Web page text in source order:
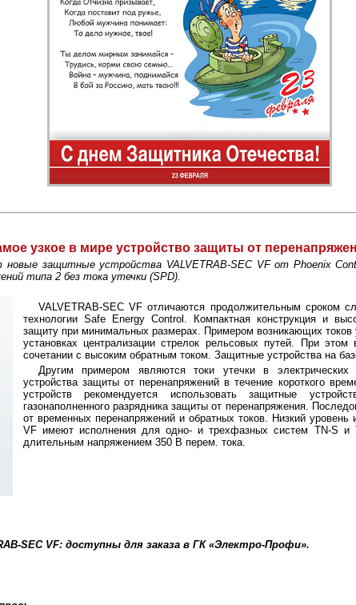
узкое в мире устройство защиты от
новые защитные устройства VALVETRAB-SEC VF от Phoenix
типа 2 без тока утечки (SPD).
VALVETRAB-SEC VF отличаются продолжительным сроком
технологии Safe Energy Control. Компактная конструкция и
защиту при минимальных размерах. Примером возникающих
установках централизации стрелок рельсовых путей. При
сочетании с высоким обратным током. Защитные устройства на
Другим примером являются токи утечки в
устройства защиты от перенапряжений в течение короткого
устройств рекомендуется использовать защитные
газонаполненного разрядника защиты от перенапряжения.
от временных перенапряжений и обратных токов. Низкий уровень
VF имеют исполнения для одно- и трехфазных систем TN-S и
длительным напряжением 350 В перем. тока.
SEC VF: доступны для заказа в ГК «Электро-Профи».